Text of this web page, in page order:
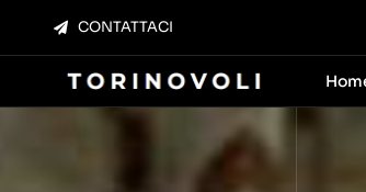
contenuto
CONTATTACI